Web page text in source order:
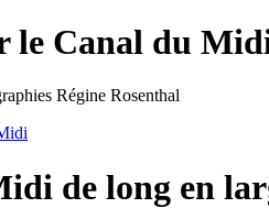
le Canal du
Régine Rosenthal
de long en